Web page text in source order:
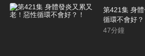
第421集 身
循環不會好？
47分鐘